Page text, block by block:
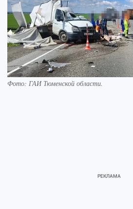
Фото: ГАИ Тюменской области.